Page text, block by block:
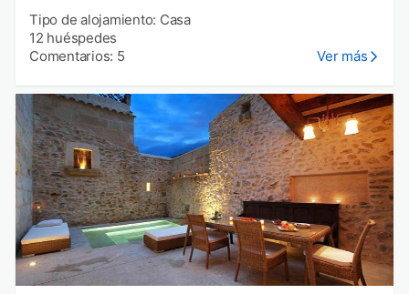
Tipo de alojamiento: Casa
12 huéspedes
Comentarios: 5
Ver más